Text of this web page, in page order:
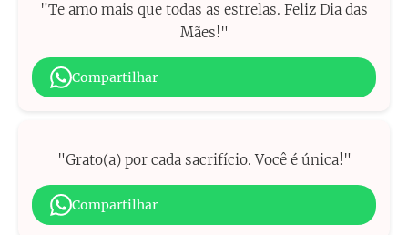
"Te amo mais que todas as estrelas. Feliz Dia das
Mães!"
Compartilhar
"Grato(a) por cada sacrifício. Você é única!"
Compartilhar